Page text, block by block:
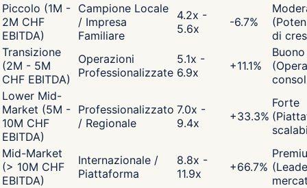
Piccolo (1M -
2M CHF
EBITDA)
Campione Locale
/ Impresa
Familiare
4.2x -
5.6x
-6.7%
di
Transizione
(2M - 5M
CHF EBITDA)
Operazioni
Professionalizzate
5.1x -
6.9x
+11.1%
Buono
Lower Mid-
Market (5M -
10M CHF
EBITDA)
Professionalizzato
/ Regionale
7.0x -
9.4x
+33.3%
Forte
Mid-Market
(> 10M CHF
EBITDA)
Internazionale /
Piattaforma
8.8x -
11.9x
+66.7%